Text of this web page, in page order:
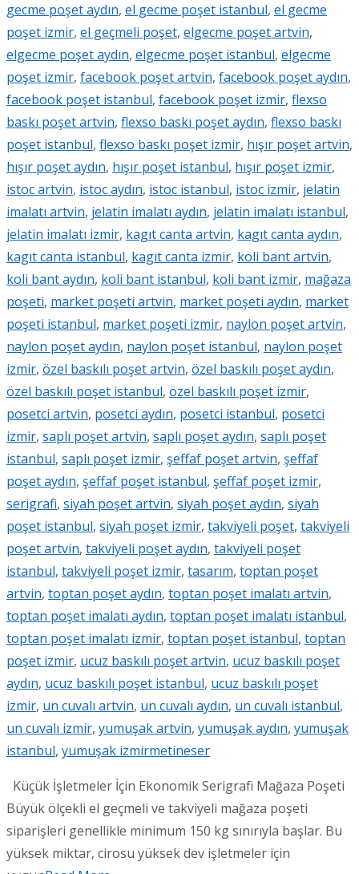
gecme poşet aydın, el gecme poşet istanbul, el gecme
poşet izmir, el geçmeli poşet, elgecme poşet artvin,
elgecme poşet aydın, elgecme poşet istanbul, elgecme
poşet izmir, facebook poşet artvin, facebook poşet aydın,
facebook poşet istanbul, facebook poşet izmir, flexso
baskı poşet artvin, flexso baskı poşet aydın, flexso baskı
poşet istanbul, flexso baskı poşet izmir, hışır poşet artvin,
hışır poşet aydın, hışır poşet istanbul, hışır poşet izmir,
istoc artvin, istoc aydın, istoc istanbul, istoc izmir, jelatin
imalatı artvin, jelatin imalatı aydın, jelatin imalatı istanbul,
jelatin imalatı izmir, kagıt canta artvin, kagıt canta aydın,
kagıt canta istanbul, kagıt canta izmir, koli bant artvin,
koli bant aydın, koli bant istanbul, koli bant izmir, mağaza
poşeti, market poşeti artvin, market poşeti aydın, market
poşeti istanbul, market poşeti izmir, naylon poşet artvin,
naylon poşet aydın, naylon poşet istanbul, naylon poşet
izmir, özel baskılı poşet artvin, özel baskılı poşet aydın,
özel baskılı poşet istanbul, özel baskılı poşet izmir,
posetci artvin, posetci aydın, posetci istanbul, posetci
izmir, saplı poşet artvin, saplı poşet aydın, saplı poşet
istanbul, saplı poşet izmir, şeffaf poşet artvin, şeffaf
poşet aydın, şeffaf poşet istanbul, şeffaf poşet izmir,
serigrafi, siyah poşet artvin, siyah poşet aydın, siyah
poşet istanbul, siyah poşet izmir, takviyeli poşet, takviyeli
poşet artvin, takviyeli poşet aydın, takviyeli poşet
istanbul, takviyeli poşet izmir, tasarım, toptan poşet
artvin, toptan poşet aydın, toptan poşet imalatı artvin,
toptan poşet imalatı aydın, toptan poşet imalatı istanbul,
toptan poşet imalatı izmir, toptan poşet istanbul, toptan
poşet izmir, ucuz baskılı poşet artvin, ucuz baskılı poşet
aydın, ucuz baskılı poşet istanbul, ucuz baskılı poşet
izmir, un cuvalı artvin, un cuvalı aydın, un cuvalı istanbul,
un cuvalı izmir, yumuşak artvin, yumuşak aydın, yumuşak
istanbul, yumuşak izmirmetineser
Küçük İşletmeler İçin Ekonomik Serigrafi Mağaza Poşeti
Büyük ölçekli el geçmeli ve takviyeli mağaza poşeti
siparişleri genellikle minimum 150 kg sınırıyla başlar. Bu
yüksek miktar, cirosu yüksek dev işletmeler için